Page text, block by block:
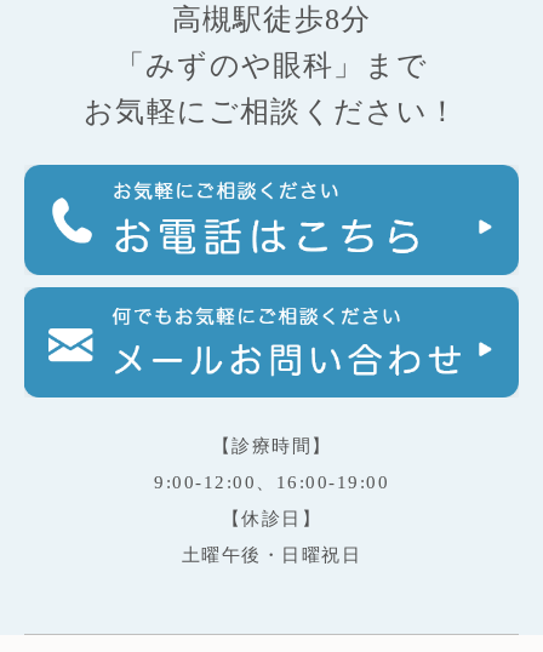
高槻駅徒歩8分
「みずのや眼科」まで
お気軽にご相談ください！
【診療時間】
9:00-12:00、16:00-19:00
【休診日】
土曜午後・日曜祝日